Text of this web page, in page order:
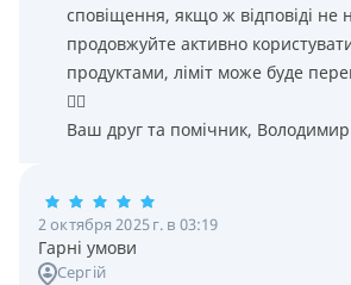
сповіщення, якщо ж відповіді не
продовжуйте активно
продуктами, ліміт може буде
👌🏻
Ваш друг та помічник,
2 октября 2025 г. в 03:19
Гарні умови
Сергій